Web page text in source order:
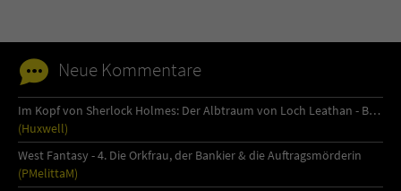
Neue Kommentare
Im Kopf von Sherlock Holmes: Der Albtraum von Loch Leathan - Buch 1
(Huxwell)
West Fantasy - 4. Die Orkfrau, der Bankier & die Auftragsmörderin
(PMelittaM)